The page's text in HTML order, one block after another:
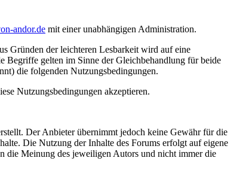
andor.de mit einer unabhängigen Administration.
Gründen der leichteren Lesbarkeit wird auf eine
Begriffe gelten im Sinne der Gleichbehandlung für beide
die folgenden Nutzungsbedingungen.
Nutzungsbedingungen akzeptieren.
Der Anbieter übernimmt jedoch keine Gewähr für die
Die Nutzung der Inhalte des Forums erfolgt auf eigene
die Meinung des jeweiligen Autors und nicht immer die